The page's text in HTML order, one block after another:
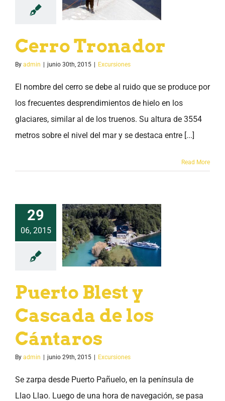
Cerro Tronador
By admin | junio 30th, 2015 | Excursiones
El nombre del cerro se debe al ruido que se produce por
los frecuentes desprendimientos de hielo en los
glaciares, similar al de los truenos. Su altura de 3554
metros sobre el nivel del mar y se destaca entre [...]
Read More
29
06, 2015
Puerto Blest y
Cascada de los
Cántaros
By admin | junio 29th, 2015 | Excursiones
Se zarpa desde Puerto Pañuelo, en la península de
Llao Llao. Luego de una hora de navegación, se pasa